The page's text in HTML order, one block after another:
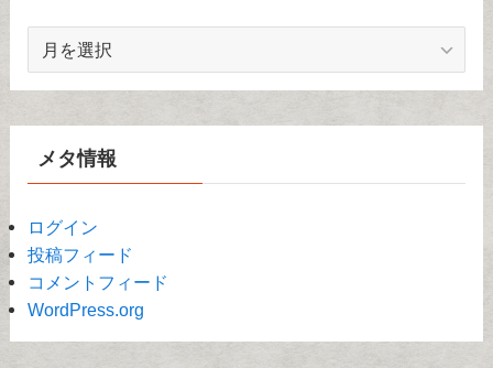
カ
イ
メタ情報
ログイン
投稿フィード
コメントフィード
WordPress.org